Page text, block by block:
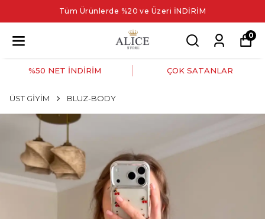
Tüm Ürünlerde %20 ve Üzeri İNDİRİM
0
%50 NET İNDİRİM ÇOK SATANLAR
ÜST GİYİM BLUZ-BODY